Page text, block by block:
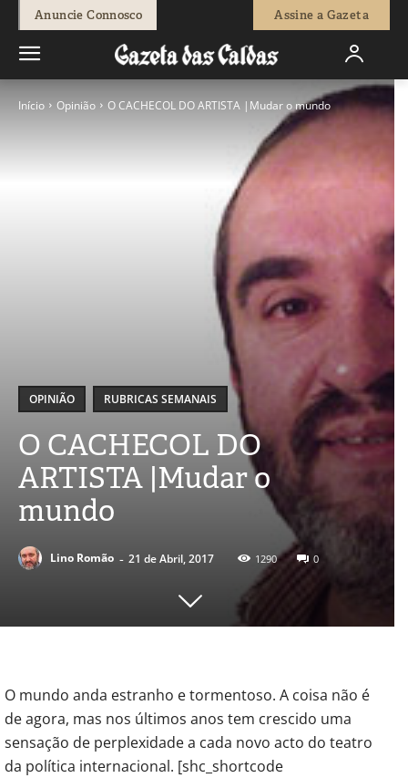
Anuncie Connosco Assine a Gazeta
Início Opinião O CACHECOL DO ARTISTA |Mudar o mundo
OPINIÃO RUBRICAS SEMANAIS
O CACHECOL DO
ARTISTA |Mudar o
mundo
Lino Romão - 21 de Abril, 2017 1290 0
O mundo anda estranho e tormentoso. A coisa não é
de agora, mas nos últimos anos tem crescido uma
sensação de perplexidade a cada novo acto do teatro
da política internacional. [shc_shortcode